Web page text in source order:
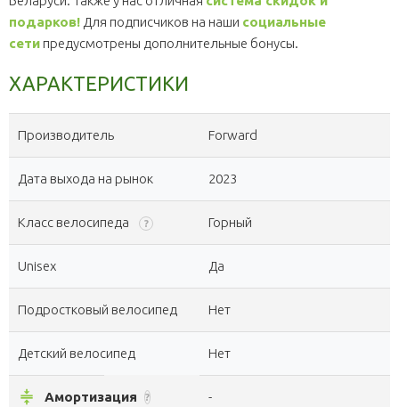
подарков! Для подписчиков на наши социальные
сети предусмотрены дополнительные бонусы.
ХАРАКТЕРИСТИКИ
Производитель Forward
Дата выхода на рынок 2023
Класс велосипеда ? Горный
Unisex Да
Подростковый велосипед Нет
Детский велосипед Нет
compress Амортизация ? -